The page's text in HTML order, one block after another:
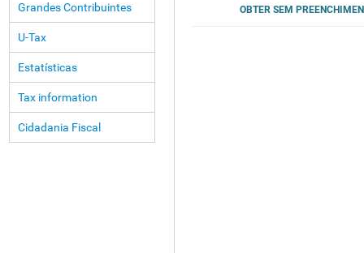
Grandes Contribuintes
U-Tax
Estatísticas
Tax information
Cidadania Fiscal
OBTER SEM